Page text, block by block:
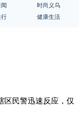
时尚义乌
健康生活
区民警迅速反应，仅